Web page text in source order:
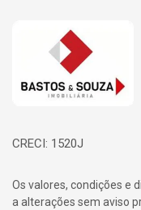
Página inicial
CRECI: 1520J
Os valores, condições e
a alterações sem aviso